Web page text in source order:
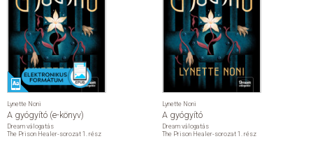
Lynette Noni
A gyógyító (e-könyv)
Dream válogatás
The Prison Healer-sorozat 1. rész
Lynette Noni
A gyógyító
Dream válogatás
The Prison Healer-sorozat 1. rész